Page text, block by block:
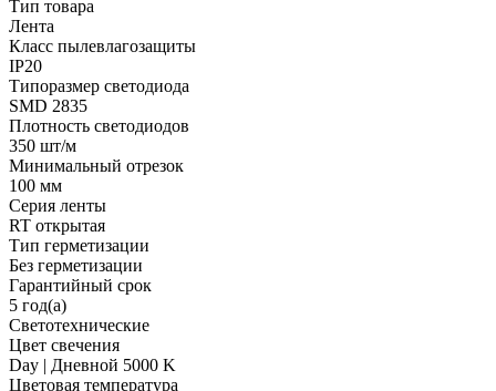
Тип товара
Лента
Класс пылевлагозащиты
IP20
Типоразмер светодиода
SMD 2835
Плотность светодиодов
350 шт/м
Минимальный отрезок
100 мм
Серия ленты
RT открытая
Тип герметизации
Без герметизации
Гарантийный срок
5 год(а)
Светотехнические
Цвет свечения
Day | Дневной 5000 K
Цветовая температура